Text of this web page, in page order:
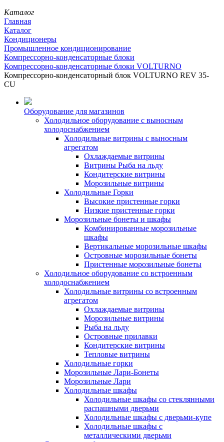
Каталог
Главная
Каталог
Кондиционеры
Промышленное кондиционирование
Компрессорно-конденсаторные блоки
Компрессорно-конденсаторные блоки VOLTURNO
Компрессорно-конденсаторный блок VOLTURNO REV 35-
CU
Оборудование для магазинов
Холодильное оборудование с выносным
холодоснабжением
Холодильные витрины с выносным
агрегатом
Охлаждаемые витрины
Витрины Рыба на льду
Кондитерские витрины
Морозильные витрины
Холодильные Горки
Высокие пристенные горки
Низкие пристенные горки
Морозильные бонеты и шкафы
Комбинированные морозильные
шкафы
Вертикальные морозильные шкафы
Островные морозильные бонеты
Пристенные морозильные бонеты
Холодильное оборудование со встроенным
холодоснабжением
Холодильные витрины со встроенным
агрегатом
Охлаждаемые витрины
Морозильные витрины
Рыба на льду
Островные прилавки
Кондитерские витрины
Тепловые витрины
Холодильные горки
Морозильные Лари-Бонеты
Морозильные Лари
Холодильные шкафы
Холодильные шкафы со стеклянными
распашными дверьми
Холодильные шкафы с дверьми-купе
Холодильные шкафы с
металлическими дверьми